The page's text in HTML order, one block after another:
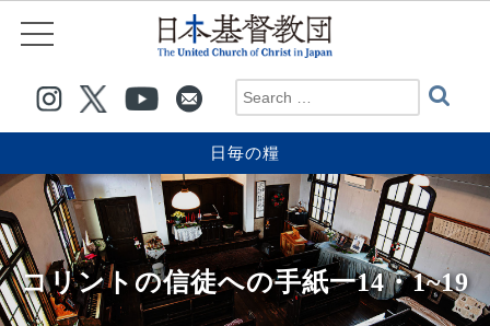
日毎の糧
コリントの信徒への手紙一14・1~19